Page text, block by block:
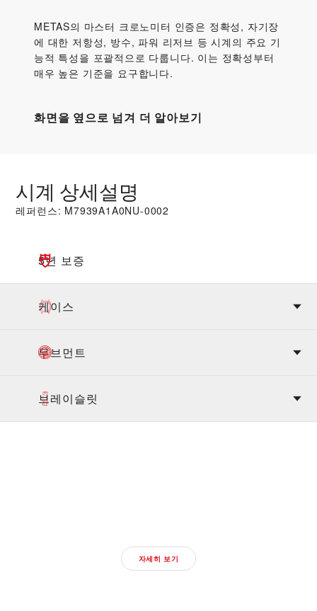
METAS의 마스터 크로노미터 인증은 정확성, 자기장
에 대한 저항성, 방수, 파워 리저브 등 시계의 주요 기
능적 특성을 포괄적으로 다룹니다. 이는 정확성부터
매우 높은 기준을 요구합니다.
화면을 옆으로 넘겨 더 알아보기
시계 상세설명
레퍼런스: M7939A1A0NU-0002
5년 보증
케이스
무브먼트
브레이슬릿
자세히 보기